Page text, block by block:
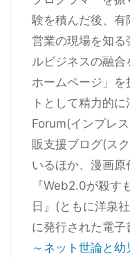
験を積んだ後、有
営業の現場を知
ルビジネスの融合
ホームページ」
トとして精力的
Forum(インプレ
販支援ブログ(ス
いるほか、漫画
『Web2.0が殺す
日』(ともに洋泉
に発行された電子
～ネット世論と幼